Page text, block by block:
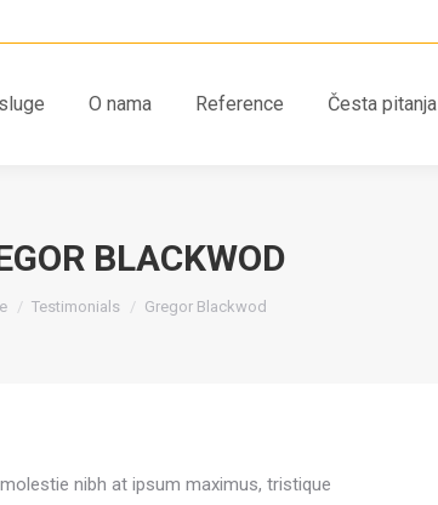
O nama Reference Česta pitanja
BLACKWOD
here:
Testimonials Gregor Blackwod
nibh at ipsum maximus, tristique